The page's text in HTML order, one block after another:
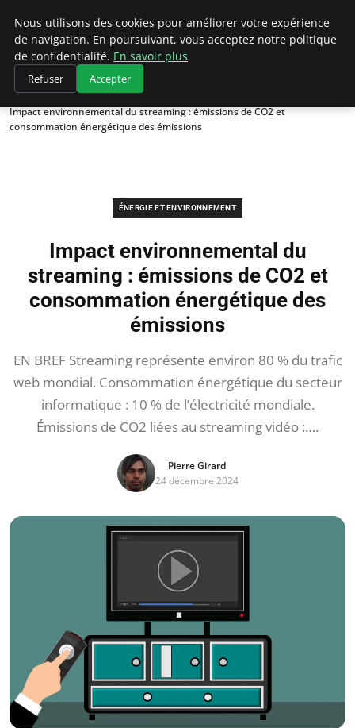
Climategatecountryclub.com
Accueil
Énergie et environnement
Impact environnemental du streaming : émissions de CO2 et
consommation énergétique des émissions
ÉNERGIE ET ENVIRONNEMENT
Impact environnemental du
streaming : émissions de CO2 et
consommation énergétique des
émissions
EN BREF Streaming représente environ 80 % du trafic
web mondial. Consommation énergétique du secteur
informatique : 10 % de l’électricité mondiale.
Émissions de CO2 liées au streaming vidéo :….
Pierre Girard
24 décembre 2024
Nous utilisons des cookies pour améliorer votre expérience
de navigation. En poursuivant, vous acceptez notre politique
de confidentialité. En savoir plus
Refuser Accepter